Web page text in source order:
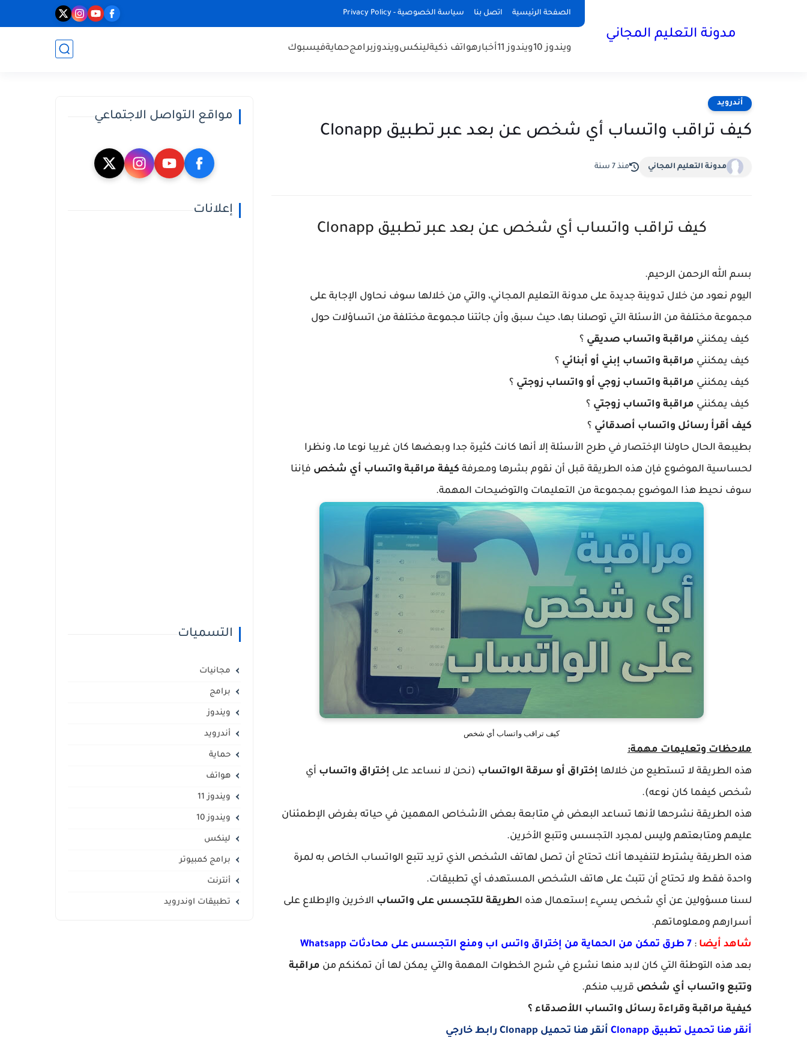
الصفحة الرئيسية اتصل بنا سياسة الخصوصية - Privacy Policy
مدونة التعليم المجاني
ويندوز 10 ويندوز 11 أخبارهواتف ذكيةلينكسويندوزبرامجحمايةفيسبوك
أندرويد
كيف تراقب واتساب أي شخص عن بعد عبر تطبيق Clonapp
مدونة التعليم المجاني منذ 7 سنة
كيف تراقب واتساب أي شخص عن بعد عبر تطبيق Clonapp
بسم الله الرحمن الرحيم.
اليوم نعود من خلال تدوينة جديدة على مدونة التعليم المجاني، والتي من خلالها سوف نحاول الإجابة على
مجموعة مختلفة من الأسئلة التي توصلنا بها، حيث سبق وأن جائتنا مجموعة مختلفة من اتساؤلات حول
كيف يمكنني مراقبة واتساب صديقي ؟
كيف يمكنني مراقبة واتساب إبني أو أبنائي ؟
كيف يمكنني مراقبة واتساب زوجي أو واتساب زوجتي ؟
كيف يمكنني مراقبة واتساب زوجتي ؟
كيف أقرأ رسائل واتساب أصدقائي ؟
بطيبعة الحال حاولنا الإختصار في طرح الأسئلة إلا أنها كانت كثيرة جدا وبعضها كان غريبا نوعا ما، ونظرا
لحساسية الموضوع فإن هذه الطريقة قبل أن نقوم بشرها ومعرفة كيفة مراقبة واتساب أي شخص فإننا
سوف نحيط هذا الموضوع بمجموعة من التعليمات والتوضيحات المهمة.
كيف تراقب واتساب أي شخص
ملاحظات وتعليمات مهمة:
هذه الطريقة لا تستطيع من خلالها إختراق أو سرقة الواتساب (نحن لا نساعد على إختراق واتساب أي
شخص كيفما كان نوعه).
هذه الطريقة نشرحها لأنها تساعد البعض في متابعة بعض الأشخاص المهمين في حياته بغرض الإطمئنان
عليهم ومتابعتهم وليس لمجرد التجسس وتتبع الأخرين.
هذه الطريقة يشترط لتنفيدها أنك تحتاج أن تصل لهاتف الشخص الذي تريد تتبع الواتساب الخاص به لمرة
واحدة فقط ولا تحتاج أن تتبث على هاتف الشخص المستهدف أي تطبيقات.
لسنا مسؤولين عن أي شخص يسيء إستعمال هذه الطريقة للتجسس على واتساب الاخرين والإطلاع على
أسرارهم ومعلوماتهم.
شاهد أيضا : 7 طرق تمكن من الحماية من إختراق واتس اب ومنع التجسس على محادثات Whatsapp
بعد هذه التوطئة التي كان لابد منها نشرع في شرح الخطوات المهمة والتي يمكن لها أن تمكنكم من مراقبة
وتتبع واتساب أي شخص قريب منكم.
كيفية مراقبة وقراءة رسائل واتساب اللأصدقاء ؟
أنقر هنا تحميل تطبيق Clonapp
أنقر هنا تحميل Clonapp رابط خارجي
مواقع التواصل الاجتماعي
إعلانات
التسميات
مجانيات
برامج
ويندوز
أندرويد
حماية
هواتف
ويندوز 11
ويندوز 10
لينكس
برامج كمبيوتر
أنترنت
تطبيقات اوندرويد